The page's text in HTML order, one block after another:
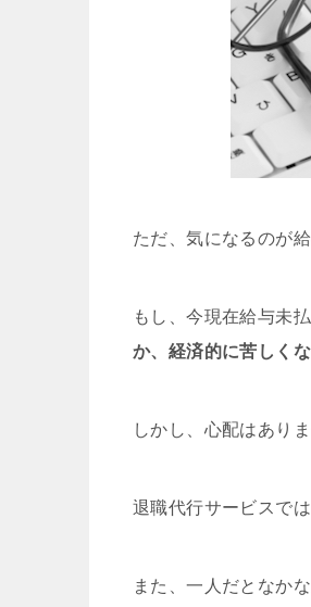
ただ、気になるのが
もし、今現在給与未
か、経済的に苦しく
しかし、心配はありま
退職代行サービスで
また、一人だとなか